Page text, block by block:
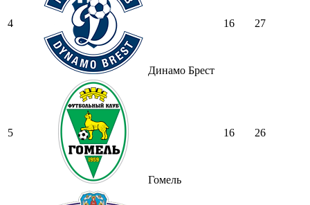
4
Динамо Брест
16 27
5
Гомель
16 26